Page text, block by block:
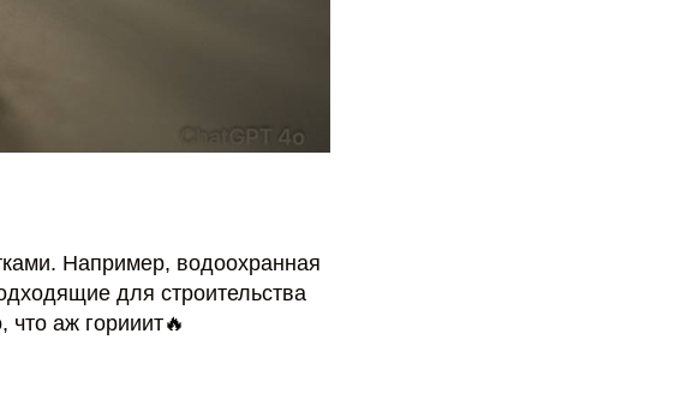
Например, водоохранная
для строительства
аж горииит🔥